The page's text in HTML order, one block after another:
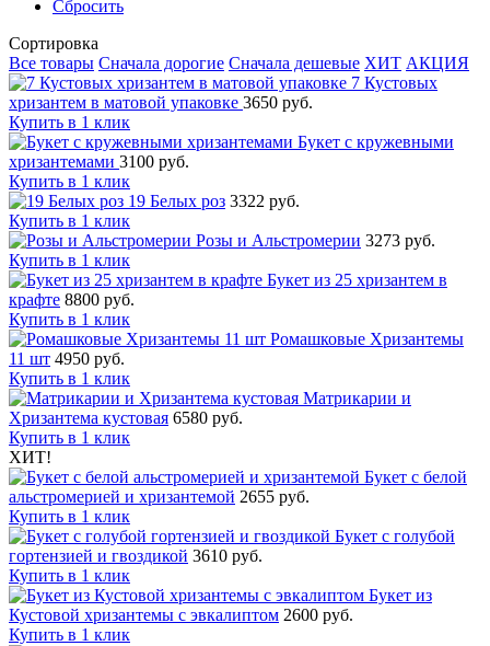
Сбросить
Сортировка
Все товары Сначала дорогие Сначала дешевые ХИТ АКЦИЯ
7 Кустовых
хризантем в матовой упаковке 3650 руб.
Купить в 1 клик
Букет с кружевными
хризантемами 3100 руб.
Купить в 1 клик
19 Белых роз 3322 руб.
Купить в 1 клик
Розы и Альстромерии 3273 руб.
Купить в 1 клик
Букет из 25 хризантем в
крафте 8800 руб.
Купить в 1 клик
Ромашковые Хризантемы
11 шт 4950 руб.
Купить в 1 клик
Матрикарии и
Хризантема кустовая 6580 руб.
Купить в 1 клик
ХИТ!
Букет с белой
альстромерией и хризантемой 2655 руб.
Купить в 1 клик
Букет с голубой
гортензией и гвоздикой 3610 руб.
Купить в 1 клик
Букет из
Кустовой хризантемы с эвкалиптом 2600 руб.
Купить в 1 клик